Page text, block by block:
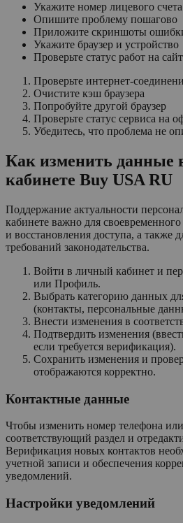
Укажите номер лицевого
Опишите проблему пошагово
Приложите скриншоты
Укажите браузер и устройство
Проверьте статус работ на
Проверьте интернет-
Очистите кэш браузера
Попробуйте другой браузер
Проверьте статус сервиса на
Убедитесь, что проблема не
Как изменить данные
кабинете Buy USA RU
Поддержание актуальности
кабинете важно для
и восстановления доступа, а также
требований законодательства.
Войти в личный кабинет и
или Профиль.
Выбрать категорию данных
(контакты, персональные
Внести изменения в
Подтвердить изменения
если требуется верификация).
Сохранить изменения и
отображаются корректно.
Контактные данные
Чтобы изменить номер телефона
соответствующий раздел и
Верификация новых контактов
учетной записи и обеспечения
уведомлений.
Настройки уведомлений